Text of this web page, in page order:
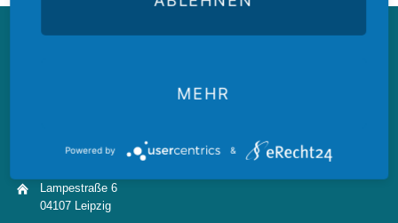
Kontakt
Lampestraße 6
04107 Leipzig
MEHR
Powered by &